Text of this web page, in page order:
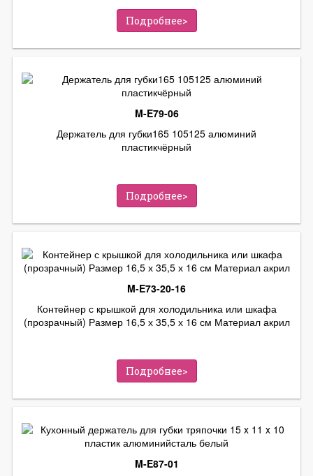
Подробнее>
M-E79-06
Держатель для губки165 105125 алюминий
пластикчёрный
Подробнее>
M-E73-20-16
Контейнер с крышкой для холодильника или шкафа
(прозрачный) Размер 16,5 х 35,5 х 16 см Материал акрил
Подробнее>
M-E87-01